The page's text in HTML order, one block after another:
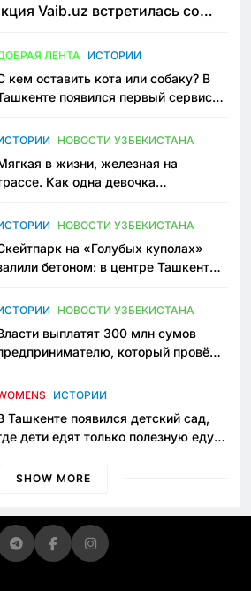
Vaib.uz встретилась со
ЛЕНТА ИСТОРИИ
кем оставить кота или собаку? В
появился первый сервис
НОВОСТИ УЗБЕКИСТАНА
в жизни, железная на
Как одна девочка
НОВОСТИ УЗБЕКИСТАНА
на «Голубых куполах»
бетоном: в центре Ташкента
НОВОСТИ УЗБЕКИСТАНА
выплатят 300 млн сумов
который провёл
ИСТОРИИ
Ташкенте появился детский сад,
дети едят только полезную еду.
просить «кашу без сахара»
SHOW MORE